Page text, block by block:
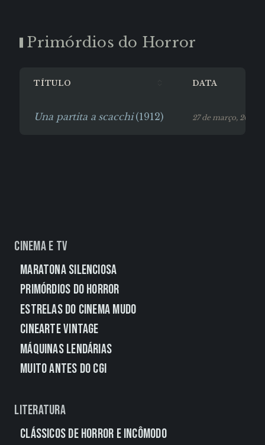
Primórdios do Horror
TÍTULO DATA
Una partita a scacchi(1912) 27 de março, 2026
Cinema e TV
Maratona Silenciosa
Primórdios do Horror
Estrelas do Cinema Mudo
CineArte Vintage
Máquinas Lendárias
Muito Antes do CGI
Literatura
Clássicos de Horror e Incômodo